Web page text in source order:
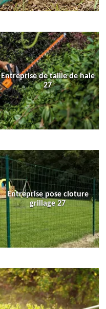
Entreprise de taille de haie
27
Entreprise pose cloture
grillage 27